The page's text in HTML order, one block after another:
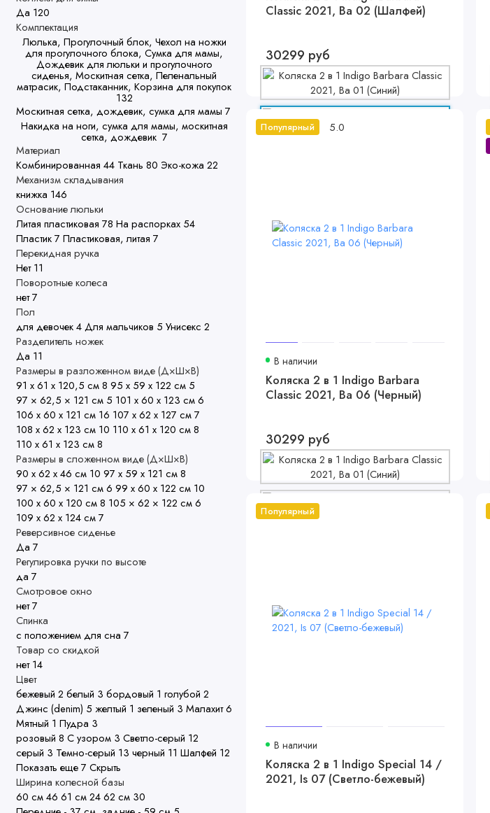
Да 120
Комплектация
Люлька, Прогулочный блок, Чехол на ножки
для прогулочного блока, Сумка для мамы,
Дождевик для люльки и прогулочного
сиденья, Москитная сетка, Пеленальный
матрасик, Подстаканник, Корзина для покупок
132
Москитная сетка, дождевик, сумка для мамы 7
Накидка на ноги, сумка для мамы, москитная
сетка, дождевик 7
Материал
Комбинированная 44 Ткань 80 Эко-кожа 22
Механизм складывания
книжка 146
Основание люльки
Литая пластиковая 78 На распорках 54
Пластик7 Пластиковая, литая 7
Перекидная ручка
Нет 11
Поворотные колеса
нет7
Пол
для девочек4Для мальчиков 5 Унисекс 2
Разделитель ножек
Да 11
Размеры в разложенном виде (Д×Ш×В)
91 х 61 х 120,5 см8 95 х 59 х 122 см 5
97 × 62,5 × 121 см 5 101 x 60 x 123 см6
106 х 60 х 121 см 16 107 х 62 х 127 см7
108 х 62 х 123 см 10 110 х 61 х 120 см8
110 х 61 х 123 см8
Размеры в сложенном виде (Д×Ш×В)
90 х 62 х 46 см 10 97 х 59 х 121 см8
97 × 62,5 × 121 см6 99 х 60 х 122 см 10
100 х 60 х 120 см8 105 × 62 × 122 см6
109 х 62 х 124 см7
Реверсивное сиденье
Да 7
Регулировка ручки по высоте
да 7
Смотровое окно
нет7
Спинка
с положением для сна 7
Товар со скидкой
нет 14
Цвет
бежевый 2 белый 3 бордовый 1 голубой 2
Джинс (denim) 5 желтый 1 зеленый 3 Малахит6
Мятный 1 Пудра 3
розовый 8 С узором 3 Светло-серый 12
серый 3 Темно-серый 13 черный 11 Шалфей 12
Показать еще 7 Скрыть
Ширина колесной базы
60 см46 61 см2462 см 30
Classic 2021, Ba 02 (Шалфей)
30299 руб
Популярный 5.0
В наличии
Коляска 2 в 1 Indigo Barbara
Classic 2021, Ba 06 (Черный)
30299 руб
Популярный
В наличии
Коляска 2 в 1 Indigo Special 14 /
2021, Is 07 (Светло-бежевый)